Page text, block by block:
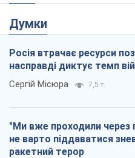
Думки
Росія втрачає ресурси
насправді диктує темп
Сергій Місюра 7,5 т.
"Ми вже проходили через
не варто піддаватися
ракетний терор